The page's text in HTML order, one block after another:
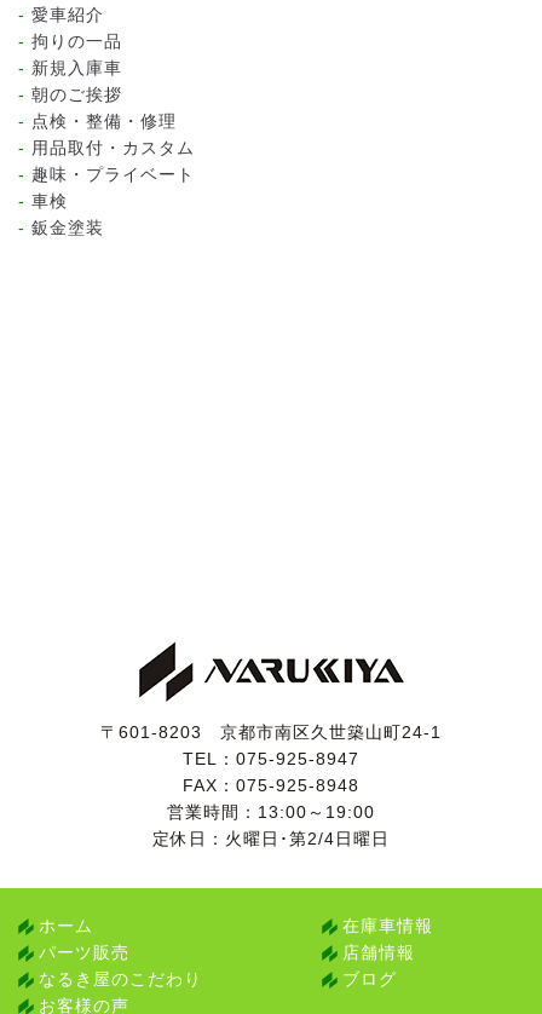
愛車紹介
拘りの一品
新規入庫車
朝のご挨拶
点検・整備・修理
用品取付・カスタム
趣味・プライベート
車検
鈑金塗装
〒601-8203 京都市南区久世築山町24-1
TEL： 075-925-8947
FAX：075-925-8948
営業時間：13:00～19:00
定休日：火曜日･第2/4日曜日
ホーム
在庫車情報
パーツ販売
店舗情報
なるき屋のこだわり
ブログ
お客様の声